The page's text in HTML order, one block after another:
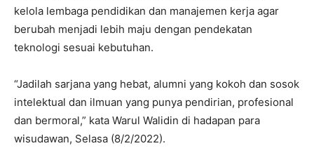
kelola lembaga pendidikan dan manajemen kerja agar
berubah menjadi lebih maju dengan pendekatan
teknologi sesuai kebutuhan.
“Jadilah sarjana yang hebat, alumni yang kokoh dan sosok
intelektual dan ilmuan yang punya pendirian, profesional
dan bermoral,” kata Warul Walidin di hadapan para
wisudawan, Selasa (8/2/2022).